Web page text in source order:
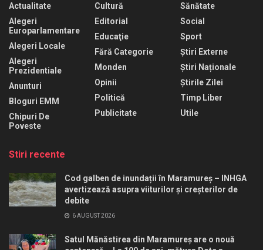
Actualitate
Alegeri
Europarlamentare
Alegeri Locale
Alegeri
Prezidentiale
Anunturi
Bloguri EMM
Chipuri De
Poveste
Cultură
Editorial
Educaţie
Fără Categorie
Monden
Opinii
Politică
Publicitate
Sănătate
Social
Sport
Știri Externe
Știri Naționale
Știrile Zilei
Timp Liber
Utile
Stiri recente
Cod galben de inundații în Maramureș – INHGA
avertizează asupra viiturilor și creșterilor de
debite
6 AUGUST 2026
Satul Mănăstirea din Maramureș are o nouă